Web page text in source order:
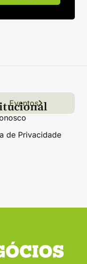
Grãos
Hortifrúti
Eventos
de Privacidade